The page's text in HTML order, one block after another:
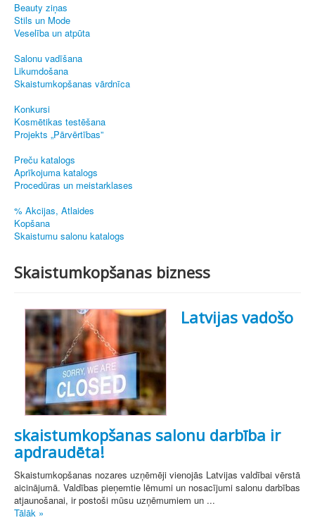
Beauty ziņas
Stils un Mode
Veselība un atpūta
Salonu vadīšana
Likumdošana
Skaistumkopšanas vārdnīca
Konkursi
Kosmētikas testēšana
Projekts „Pārvērtības”
Preču katalogs
Aprīkojuma katalogs
Procedūras un meistarklases
% Akcijas, Atlaides
Kopšana
Skaistumu salonu katalogs
Skaistumkopšanas bizness
Latvijas vadošo
skaistumkopšanas salonu darbība ir
apdraudēta!
Skaistumkopšanas nozares uzņēmēji vienojās Latvijas valdībai vērstā
aicinājumā. Valdības pieņemtie lēmumi un nosacījumi salonu darbības
atjaunošanai, ir postoši mūsu uzņēmumiem un ...
Tālāk »